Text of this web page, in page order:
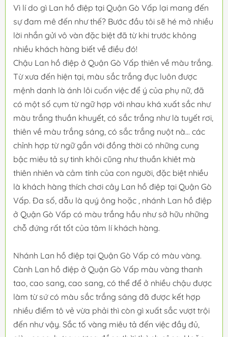
Vì lí do gì Lan hồ điệp tại Quận Gò Vấp lại mang đến
sự đam mê đến như thế? Bước đầu tôi sẽ hé mở nhiều
lời nhắn gửi vô vàn đặc biệt đã từ khi trước không
nhiều khách hàng biết về điều đó!
Chậu Lan hồ điệp ở Quận Gò Vấp thiên về màu trắng.
Từ xưa đến hiện tại, màu sắc trắng đục luôn được
mệnh danh là ánh lôi cuốn việc để ý của phụ nữ, đã
có một số cụm từ ngữ hợp với nhau khá xuất sắc như
màu trắng thuần khuyết, có sắc trắng như là tuyết rơi,
thiên về màu trắng sáng, có sắc trắng nuột nà... các
chỉnh hợp từ ngữ gắn với đồng thời có những cung
bậc miêu tả sự tinh khôi cũng như thuần khiêt mà
thiên nhiên và cảm tính của con người, đặc biệt nhiều
là khách hàng thích chơi cây Lan hồ điệp tại Quận Gò
Vấp. Đa số, dẫu là quý ông hoặc , nhánh Lan hồ điệp
ở Quận Gò Vấp có màu trắng hầu như sở hữu những
chỗ đứng rất tốt của tâm lí khách hàng.
Nhánh Lan hồ điệp tại Quận Gò Vấp có màu vàng.
Cành Lan hồ điệp ở Quận Gò Vấp màu vàng thanh
tao, cao sang, cao sang, có thể để ở nhiều chậu được
làm từ sứ có màu sắc trắng sáng đã được kết hợp
nhiều điểm tô vẻ vừa phải thì còn gì xuất sắc vượt trội
đến như vậy. Sắc tố vàng miêu tả đến việc đầy đủ,